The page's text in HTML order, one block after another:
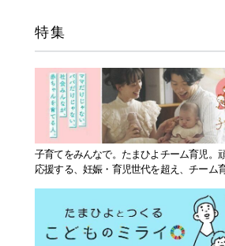
特集
子育てをみんなで。たまひよチーム育児。
応援する、妊娠・育児世代を超え、チーム